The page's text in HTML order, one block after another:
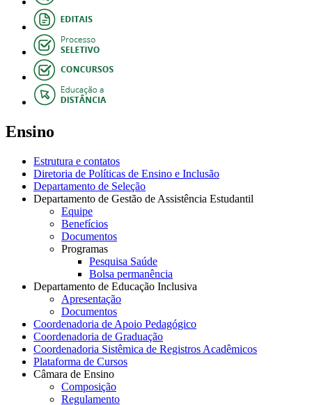
Ensino
Estrutura e contatos
Diretoria de Políticas de Ensino e Inclusão
Departamento de Seleção
Departamento de Gestão de Assistência Estudantil
Equipe
Benefícios
Documentos
Programas
Pesquisa Saúde
Bolsa permanência
Departamento de Educação Inclusiva
Apresentação
Documentos
Coordenadoria de Apoio Pedagógico
Coordenadoria de Graduação
Coordenadoria Sistêmica de Registros Acadêmicos
Plataforma de Cursos
Câmara de Ensino
Composição
Regulamento